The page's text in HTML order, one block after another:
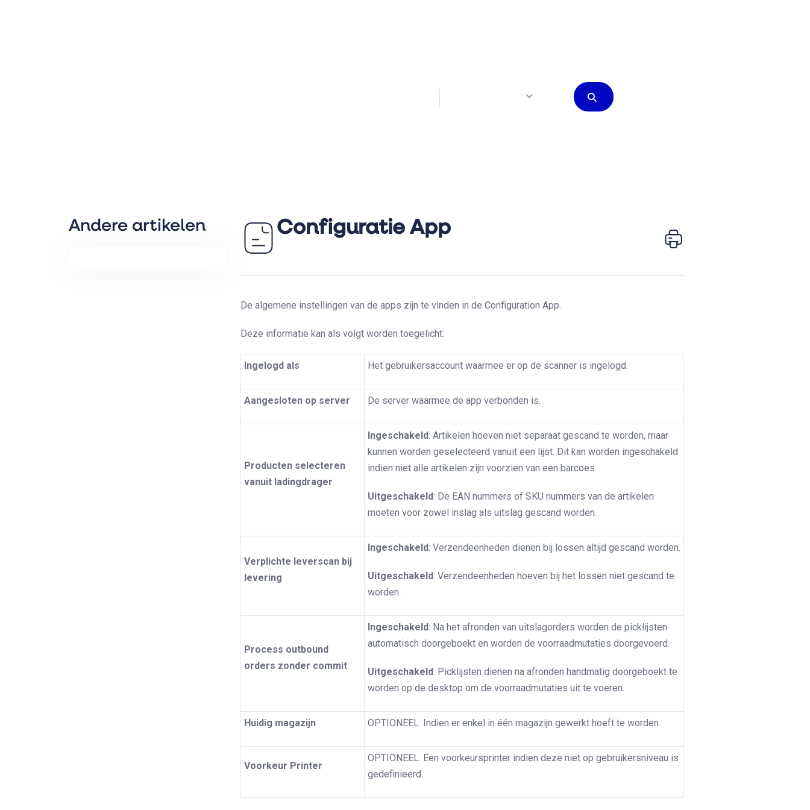
Andere artikelen Configuratie App
De algemene instellingen van de apps zijn te vinden in de Configuration App.
Deze informatie kan als volgt worden toegelicht:
Ingelogd als Het gebruikersaccount waarmee er op de scanner is ingelogd.
Aangesloten op server De server waarmee de app verbonden is.
Producten selecteren
vanuit ladingdrager
Ingeschakeld: Artikelen hoeven niet separaat gescand te worden, maar
kunnen worden geselecteerd vanuit een lijst. Dit kan worden ingeschakeld
indien niet alle artikelen zijn voorzien van een barcoes.
Uitgeschakeld: De EAN nummers of SKU nummers van de artikelen
moeten voor zowel inslag als uitslag gescand worden.
Verplichte leverscan bij
levering
Ingeschakeld: Verzendeenheden dienen bij lossen altijd gescand worden.
Uitgeschakeld: Verzendeenheden hoeven bij het lossen niet gescand te
worden.
Process outbound
orders zonder commit
Ingeschakeld: Na het afronden van uitslagorders worden de picklijsten
automatisch doorgeboekt en worden de voorraadmutaties doorgevoerd.
Uitgeschakeld: Picklijsten dienen na afronden handmatig doorgeboekt te
worden op de desktop om de voorraadmutaties uit te voeren.
Huidig magazijn OPTIONEEL: Indien er enkel in één magazijn gewerkt hoeft te worden.
Voorkeur Printer
OPTIONEEL: Een voorkeursprinter indien deze niet op gebruikersniveau is
gedefinieerd.